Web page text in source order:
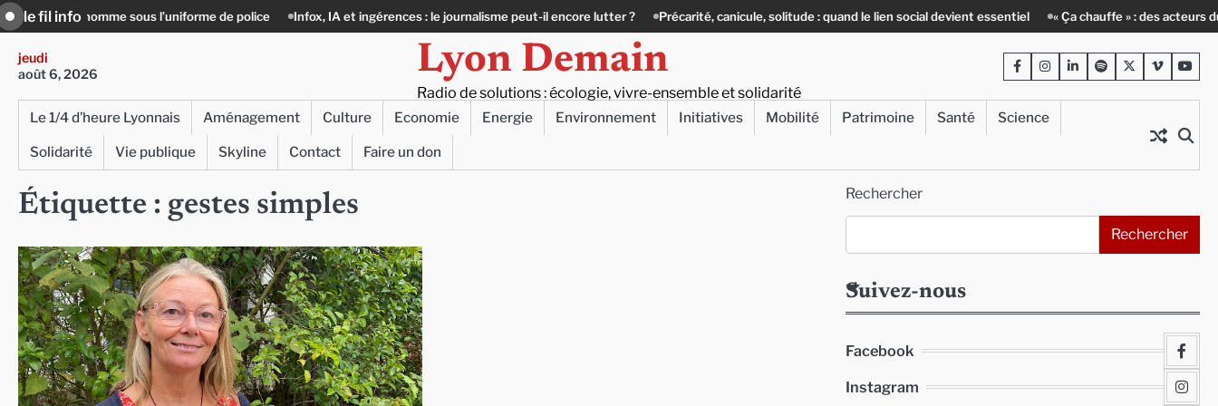
Skip
to
content
le fil info
l’homme sous l’uniforme de police Infox, IA et ingérences : le journalisme peut-il encore lutter ? Précarité, canicule, solitude : quand le lien social devient essentiel « Ça chauffe » : des acteurs du
jeudi
août 6, 2026
Lyon Demain
Radio de solutions : écologie, vivre-ensemble et solidarité
Facebook
Instagram
LinkedInSpotifyTwitterViméo
Le 1/4 d’heure Lyonnais Aménagement Culture Economie Energie Environnement Initiatives Mobilité Patrimoine Santé
Science
Solidarité
Vie publique Skyline Contact Faire un don
Étiquette : gestes simples Rechercher
Rechercher
Suivez-nous
Facebook
Instagram